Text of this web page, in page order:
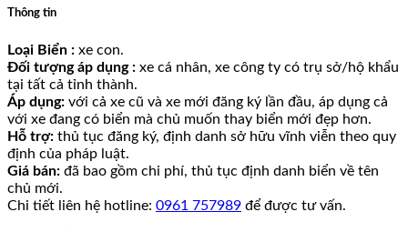
Thông tin
Loại Biển : xe con.
Đối tượng áp dụng : xe cá nhân, xe công ty có trụ sở/hộ khẩu
tại tất cả tỉnh thành.
Áp dụng: với cả xe cũ và xe mới đăng ký lần đầu, áp dụng cả
với xe đang có biển mà chủ muốn thay biển mới đẹp hơn.
Hỗ trợ: thủ tục đăng ký, định danh sở hữu vĩnh viễn theo quy
định của pháp luật.
Giá bán: đã bao gồm chi phí, thủ tục định danh biển về tên
chủ mới.
Chi tiết liên hệ hotline: 0961 757989 để được tư vấn.